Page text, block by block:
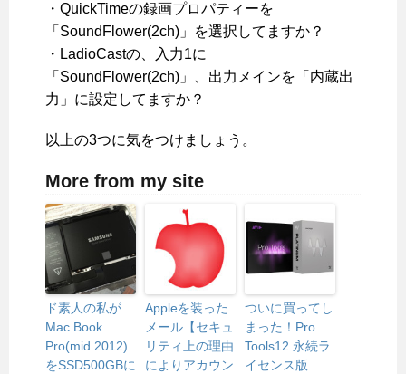
・QuickTimeの録画プロパティーを
「SoundFlower(2ch)」を選択してますか？
・LadioCastの、入力1に
「SoundFlower(2ch)」、出力メインを「内蔵出
力」に設定してますか？
以上の3つに気をつけましょう。
More from my site
ド素人の私が
Mac Book
Pro(mid 2012)
をSSD500GBに
Appleを装った
メール【セキュ
リティ上の理由
によりアカウン
ついに買ってし
まった！Pro
Tools12 永続ラ
イセンス版